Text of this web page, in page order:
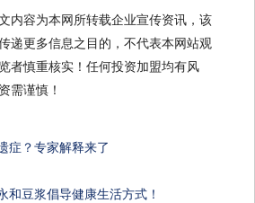
内容为本网所转载企业宣传资讯，该
递更多信息之目的，不代表本网站观
者慎重核实！任何投资加盟均有风
需谨慎！
症？专家解释来了
豆浆倡导健康生活方式！